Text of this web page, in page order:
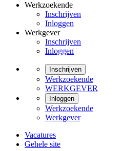
Werkzoekende
Inschrijven
Inloggen
Werkgever
Inschrijven
Inloggen
Inschrijven
Werkzoekende
WERKGEVER
Inloggen
Werkzoekende
Werkgever
Vacatures
Gehele site